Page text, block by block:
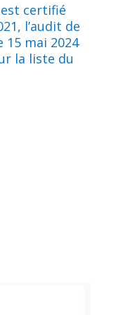
certifié
l’audit de
15 mai 2024
la liste du